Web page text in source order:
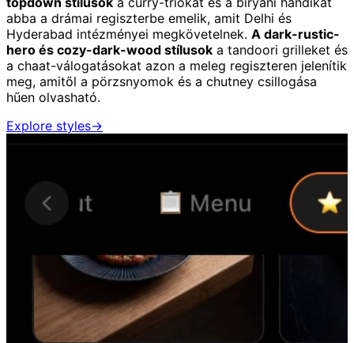
abba a drámai regiszterbe emelik, amit Delhi és
Hyderabad intézményei megkövetelnek. A dark-rustic-
hero és cozy-dark-wood stílusok a tandoori grilleket és
a chaat-válogatásokat azon a meleg regiszteren jelenítik
meg, amitől a pörzsnyomok és a chutney csillogása
hűen olvasható.
Explore styles→